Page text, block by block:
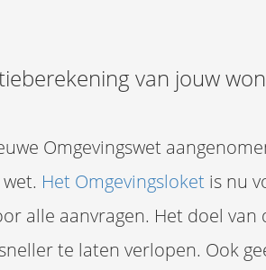
van jouw
Omgevingswet
Het Omgevingsloket is nu
alle aanvragen. Het doel van
te laten verlopen. Ook